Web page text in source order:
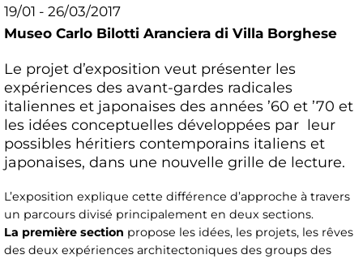
19/01 - 26/03/2017
Museo Carlo Bilotti Aranciera di Villa Borghese
Le projet d’exposition veut présenter les
expériences des avant-gardes radicales
italiennes et japonaises des années ’60 et ’70 et
les idées conceptuelles développées par leur
possibles héritiers contemporains italiens et
japonaises, dans une nouvelle grille de lecture.
L’exposition explique cette différence d’approche à travers
un parcours divisé principalement en deux sections.
La première section propose les idées, les projets, les rêves
des deux expériences architectoniques des groups des